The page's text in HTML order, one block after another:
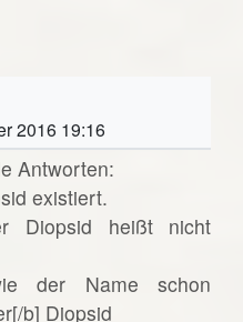
2016 19:16
Antworten:
existiert.
Diopsid heißt nicht
der Name schon
b] Diopsid